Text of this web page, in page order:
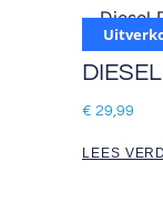
€ 29,99
LEES